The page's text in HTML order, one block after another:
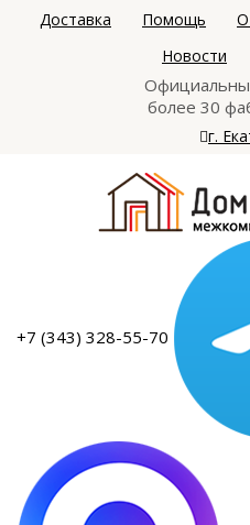
Доставка Помощь О
Новости
более 30
г.
+7 (343) 328-55-70